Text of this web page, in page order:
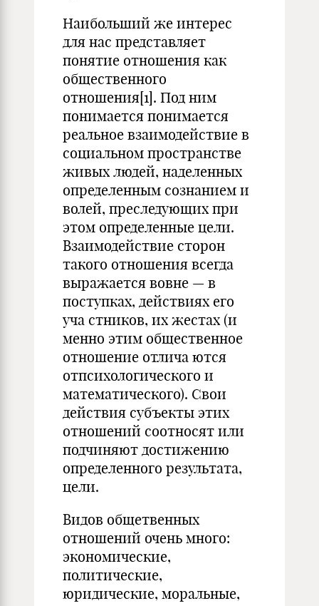
Наибольший же интерес
для нас представляет
понятие отношения как
общественного
отношения[1]. Под ним
понимается понимается
реальное взаимодействие в
социальном пространстве
живыхлюдей, наделенных
определенным сознанием и
волей, преследующих при
этом определенные цели.
Взаимодействие сторон
такого отношения всегда
выражается вовне — в
поступках, действиях его
уча стников, их жестах (и
менно этим общественное
отношение отлича ются
отпсихологического и
математического). Свои
действия субъекты этих
отношений соотносят или
подчиняют достижению
определенного результата,
цели.
Видов общетвенных
отношений очень много:
экономические,
политические,
юридические, моральные,